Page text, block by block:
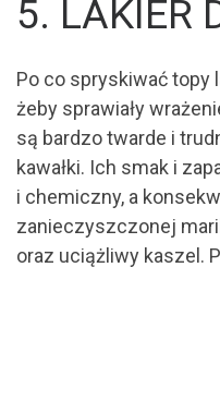
5. LAKIER
Po co spryskiwać topy
żeby sprawiały
są bardzo twarde i
kawałki. Ich smak i
i chemiczny, a
zanieczyszczonej
oraz uciążliwy kaszel.